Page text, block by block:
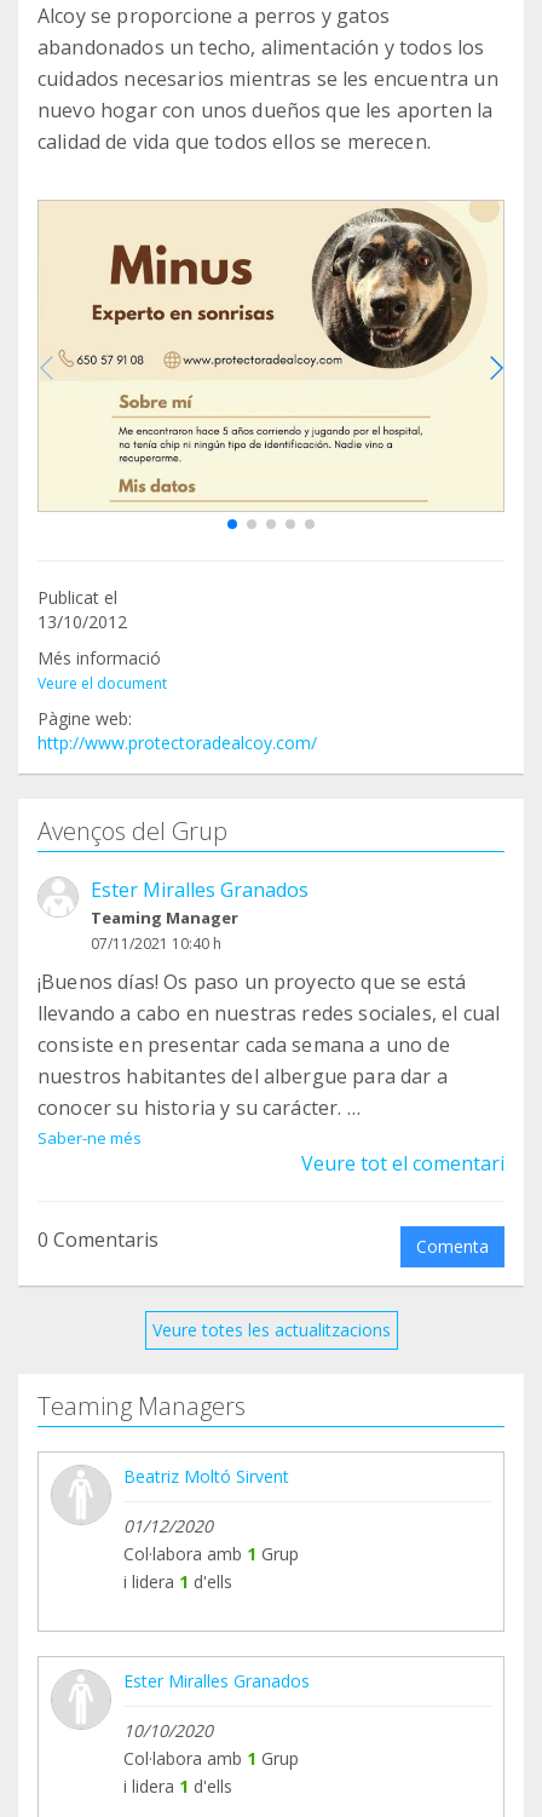
Alcoy se proporcione a perros y gatos
abandonados un techo, alimentación y todos los
cuidados necesarios mientras se les encuentra un
nuevo hogar con unos dueños que les aporten la
calidad de vida que todos ellos se merecen.
Publicat el
13/10/2012
Més informació
Veure el document
Pàgine web:
http://www.protectoradealcoy.com/
Avenços del Grup
Ester Miralles Granados
Teaming Manager
07/11/2021 10:40 h
¡Buenos días! Os paso un proyecto que se está
llevando a cabo en nuestras redes sociales, el cual
consiste en presentar cada semana a uno de
nuestros habitantes del albergue para dar a
conocer su historia y su carácter.
Os dejo el enlace para que visitéis las historias.
vanity=protectoradealcoy&set=a.47958176771077
¡¡Gracias por colaborar!!
Saber-ne més
Veure tot el comentari
0 Comentaris Comenta
Veure totes les actualitzacions
Teaming Managers
Beatriz Moltó Sirvent
01/12/2020
Col·labora amb 1 Grup
i lidera 1 d'ells
Ester Miralles Granados
10/10/2020
Col·labora amb 1 Grup
i lidera 1 d'ells